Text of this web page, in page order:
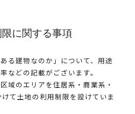
に関する事項
る建物なのか」について、用途
などの記載がございます。
域のエリアを住居系・商業系・
て土地の利用制限を設けていま